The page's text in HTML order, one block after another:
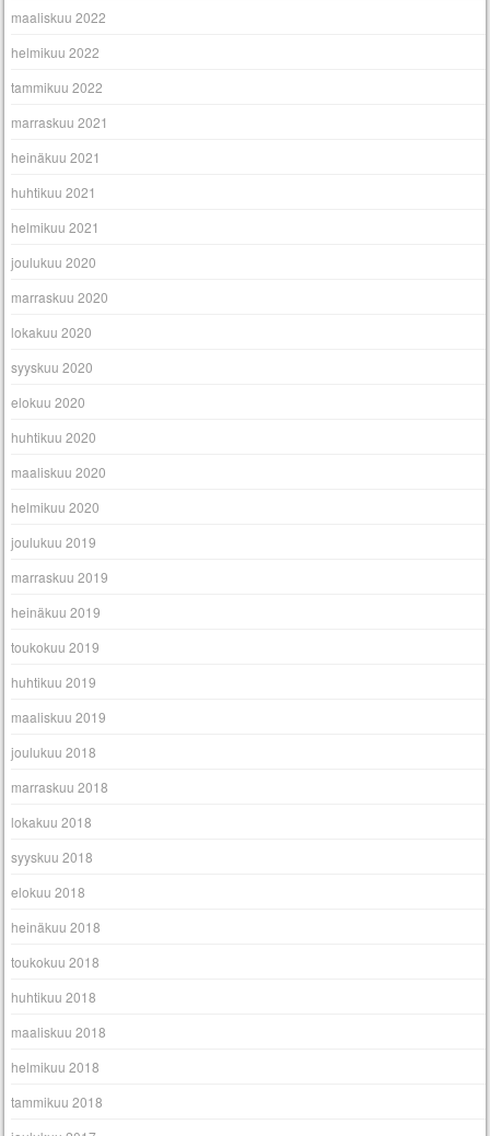
maaliskuu 2022
helmikuu 2022
tammikuu 2022
marraskuu 2021
heinäkuu 2021
huhtikuu 2021
helmikuu 2021
joulukuu 2020
marraskuu 2020
lokakuu 2020
syyskuu 2020
elokuu 2020
huhtikuu 2020
maaliskuu 2020
helmikuu 2020
joulukuu 2019
marraskuu 2019
heinäkuu 2019
toukokuu 2019
huhtikuu 2019
maaliskuu 2019
joulukuu 2018
marraskuu 2018
lokakuu 2018
syyskuu 2018
elokuu 2018
heinäkuu 2018
toukokuu 2018
huhtikuu 2018
maaliskuu 2018
helmikuu 2018
tammikuu 2018